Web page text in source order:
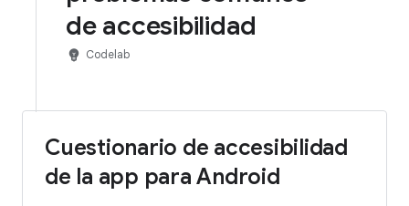
de accesibilidad
emoji_objects Codelab
Cuestionario de accesibilidad
de la app para Android